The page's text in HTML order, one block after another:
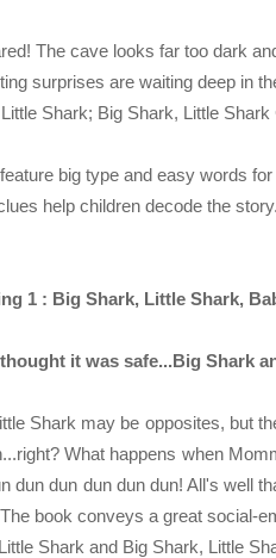
The cave looks far too dark
surprises are waiting deep in
Shark; Big Shark, Little
big type and easy words
help children decode the
1 : Big Shark, Little Shark,
it was safe...Big Shark
Shark may be opposites, but
What happens when
dun dun dun dun dun! All's well
book conveys a great social-
Shark and Big Shark, Little